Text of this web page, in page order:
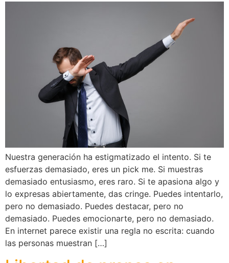
Nuestra generación ha estigmatizado el intento. Si te
esfuerzas demasiado, eres un pick me. Si muestras
demasiado entusiasmo, eres raro. Si te apasiona algo y
lo expresas abiertamente, das cringe. Puedes intentarlo,
pero no demasiado. Puedes destacar, pero no
demasiado. Puedes emocionarte, pero no demasiado.
En internet parece existir una regla no escrita: cuando
las personas muestran […]